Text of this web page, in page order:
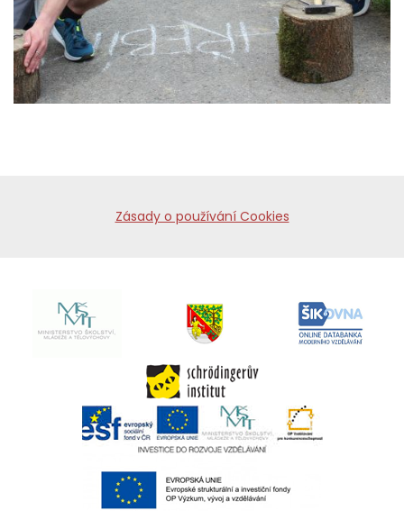
Zásady o používání Cookies